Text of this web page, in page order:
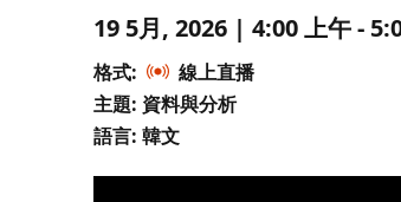
19 5月, 2026 | 4:00 上午 -
格式:
線上直播
主題: 資料與分析
語言: 韓文